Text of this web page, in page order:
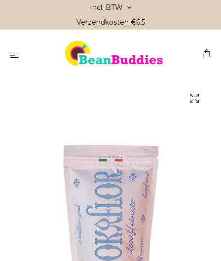
Incl. BTW
Verzendkosten €6,5